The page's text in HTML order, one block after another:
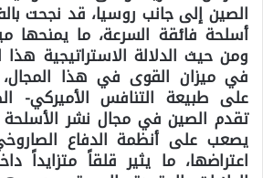
الصين إلى جانب روسيا، قد نجحت
أسلحة فائقة السرعة، ما يمنحها
ومن حيث الدلالة الاستراتيجية
في ميزان القوى في هذا المجال،
على طبيعة التنافس الأميركي-
تقدم الصين في مجال نشر الأسلحة
يصعب على أنظمة الدفاع الصاروخي
اعتراضها، ما يثير قلقاً متزايداً